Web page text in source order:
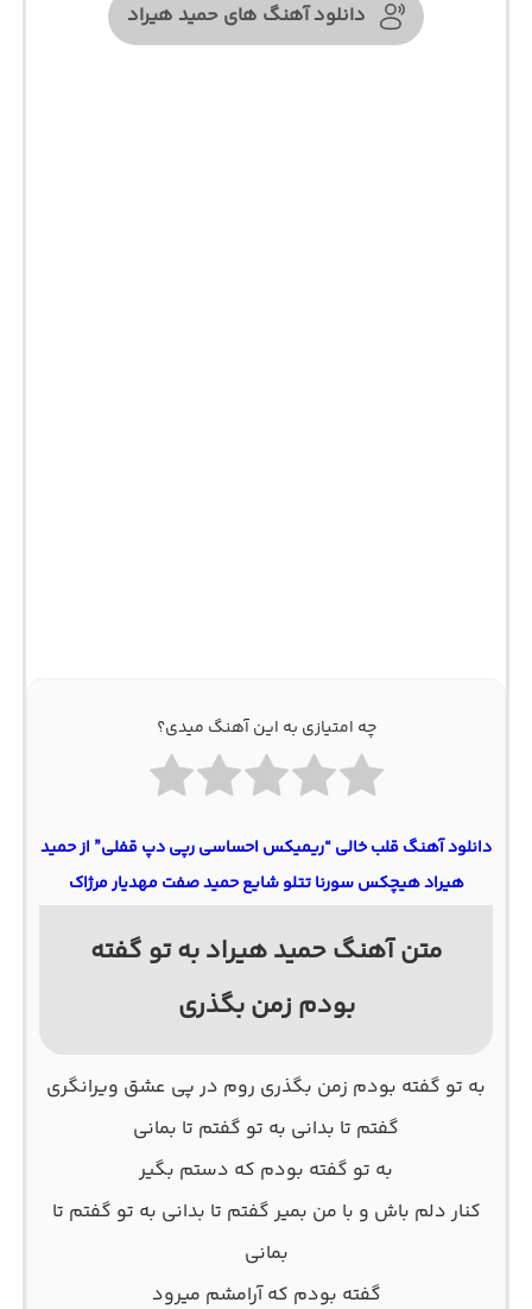
دانلود آهنگ های حمید هیراد
چه امتیازی به این آهنگ میدی؟
دانلود آهنگ قلب خالی “ریمیکس احساسی رپی دپ قفلی” از حمید
هیراد هیچکس سورنا تتلو شایع حمید صفت مهدیار مرژاک
متن آهنگ حمید هیراد به تو گفته
بودم زمن بگذری
به تو گفته بودم زمن بگذری روم در پی عشق ویرانگری
گفتم تا بدانی به تو گفتم تا بمانی
به تو گفته بودم که دستم بگیر
کنار دلم باش و با من بمیر گفتم تا بدانی به تو گفتم تا
بمانی
گفته بودم که آرامشم میرود